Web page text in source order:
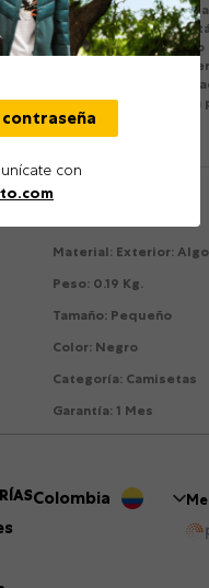
¡Dale un toque
para niño Proyecty
frescura durante
moverse con total
estampado frontal
combinación. Perfecta
carrito ahora!
Material: Exterior:
Peso: 0.19 Kg.
Tamaño: Pequeño
Color: Negro
Categoría: Camisetas
Garantía: 1 Mes
Colombia
con